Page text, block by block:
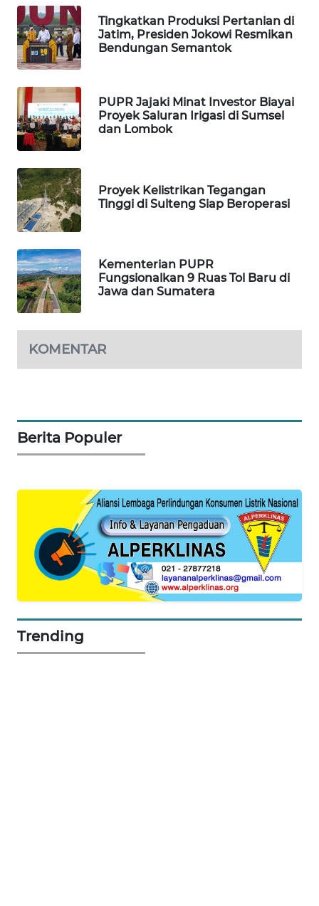
Tingkatkan Produksi Pertanian di
Jatim, Presiden Jokowi Resmikan
Bendungan Semantok
PUPR Jajaki Minat Investor Biayai
Proyek Saluran Irigasi di Sumsel
dan Lombok
Proyek Kelistrikan Tegangan
Tinggi di Sulteng Siap Beroperasi
Kementerian PUPR
Fungsionalkan 9 Ruas Tol Baru di
Jawa dan Sumatera
KOMENTAR
Berita Populer
Trending
WAHANANEWS
ID
WAHANANEWS
WAHANANEWS
NET
WAHANA
SPORT
WAHANA
UMKM
WAHANA
SELEB
WAHANA
HEALTH
LAPAK
WAHANA
Wahana
KONSUMEN